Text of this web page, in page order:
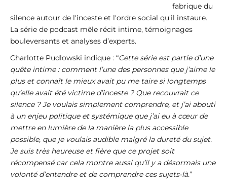
fabrique du
silence autour de l'inceste et l'ordre social qu'il instaure.
La série de podcast mêle récit intime, témoignages
bouleversants et analyses d’experts.
Charlotte Pudlowski indique : “Cette série est partie d’une
quête intime : comment l’une des personnes que j’aime le
plus et connaît le mieux avait pu me taire si longtemps
qu’elle avait été victime d’inceste ? Que recouvrait ce
silence ? Je voulais simplement comprendre, et j’ai abouti
à un enjeu politique et systémique que j’ai eu à cœur de
mettre en lumière de la manière la plus accessible
possible, que je voulais audible malgré la dureté du sujet.
Je suis très heureuse et fière que ce projet soit
récompensé car cela montre aussi qu’il y a désormais une
volonté d’entendre et de comprendre ces sujets-là.”